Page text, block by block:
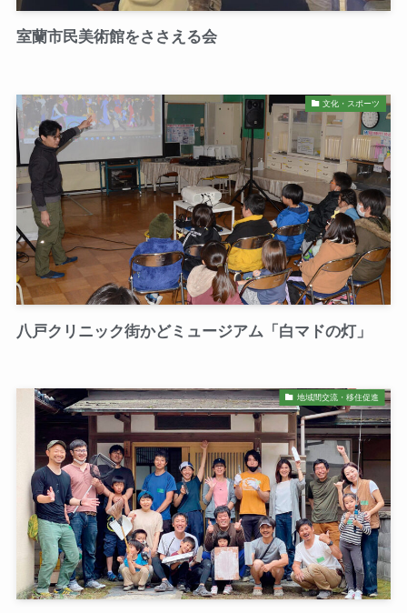
室蘭市民美術館をささえる会
文化・スポーツ
八戸クリニック街かどミュージアム「白マドの灯」
地域間交流・移住促進